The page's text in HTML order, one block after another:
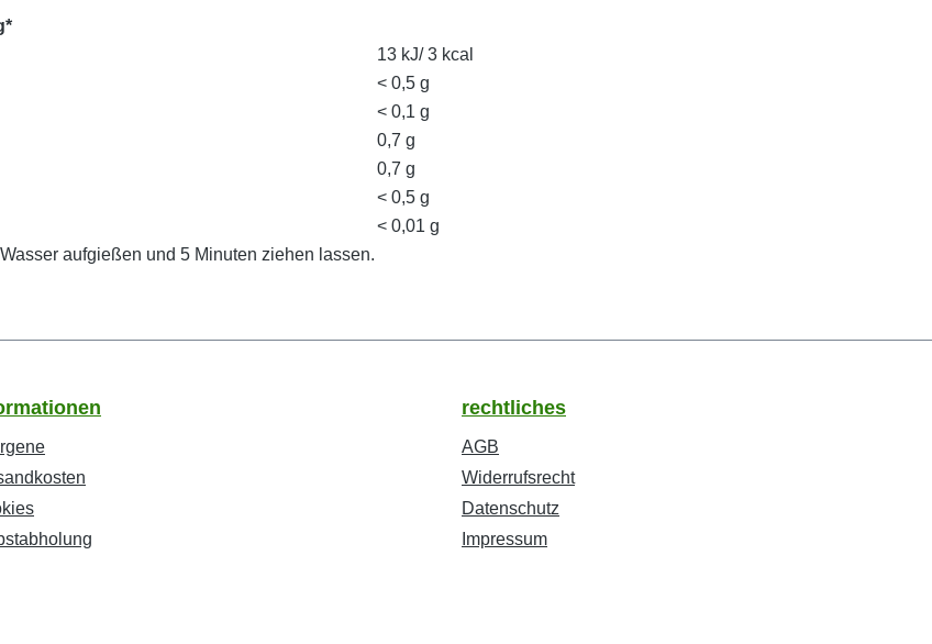
13 kJ/ 3 kcal
< 0,5 g
< 0,1 g
0,7 g
0,7 g
< 0,5 g
< 0,01 g
aufgießen und 5 Minuten ziehen lassen.
rechtliches
AGB
Widerrufsrecht
Datenschutz
Impressum